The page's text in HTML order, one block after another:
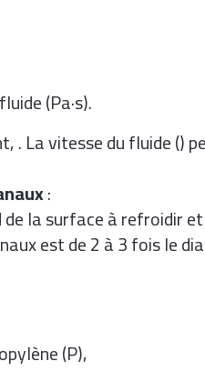
(Pa·s).
. La vitesse du fluide ()
:
de la surface à refroidir
est de 2 à 3 fois le
(P),